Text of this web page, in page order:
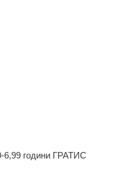
6,99 години ГРАТИС